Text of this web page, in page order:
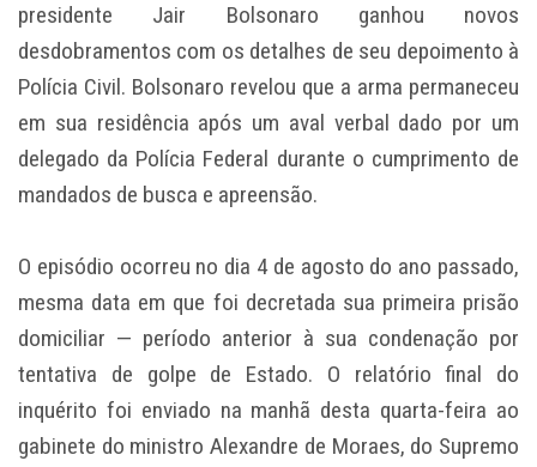
presidente Jair Bolsonaro ganhou novos
desdobramentos com os detalhes de seu depoimento à
Polícia Civil. Bolsonaro revelou que a arma permaneceu
em sua residência após um aval verbal dado por um
delegado da Polícia Federal durante o cumprimento de
mandados de busca e apreensão.
O episódio ocorreu no dia 4 de agosto do ano passado,
mesma data em que foi decretada sua primeira prisão
domiciliar — período anterior à sua condenação por
tentativa de golpe de Estado. O relatório final do
inquérito foi enviado na manhã desta quarta-feira ao
gabinete do ministro Alexandre de Moraes, do Supremo